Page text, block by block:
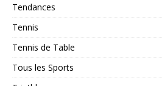
Tendances
Tennis
Tennis de Table
Tous les Sports